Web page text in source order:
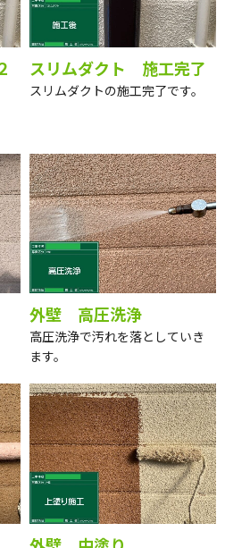
スリムダクト 施工完了
外壁 高圧洗浄
高圧洗浄で汚れを落としていき
ます。